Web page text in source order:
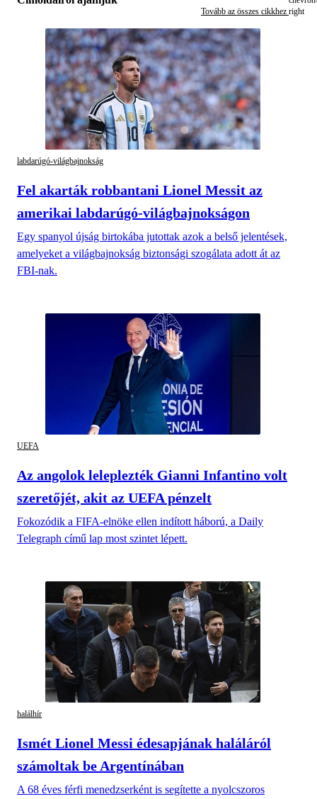
Tovább az összes cikkhez
labdarúgó-világbajnokság
Fel akarták robbantani Lionel Messit az
amerikai labdarúgó-világbajnokságon
Egy spanyol újság birtokába jutottak azok a belső jelentések,
amelyeket a világbajnokság biztonsági szogálata adott át az
FBI-nak.
UEFA
Az angolok leleplezték Gianni Infantino volt
szeretőjét, akit az UEFA pénzelt
Fokozódik a FIFA-elnöke ellen indított háború, a Daily
Telegraph című lap most szintet lépett.
halálhír
Ismét Lionel Messi édesapjának haláláról
számoltak be Argentínában
A 68 éves férfi menedzserként is segítette a nyolcszoros